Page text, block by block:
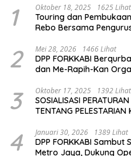
1 Oktober 18, 2025 1625 Lihat
Touring dan
Rebo Bersama
2 Mei 28, 2026 1466 Lihat
DPP FORKKABI
dan Me-Rapih-Kan
3 Oktober 17, 2025 1392 Lihat
SOSIALISASI
TENTANG PELESTARIAN
4 Januari 30, 2026 1389 Lihat
DPP FORKKABI
Metro Jaya, Dukung